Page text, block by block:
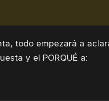
todo empezará a
y el PORQUÉ a: